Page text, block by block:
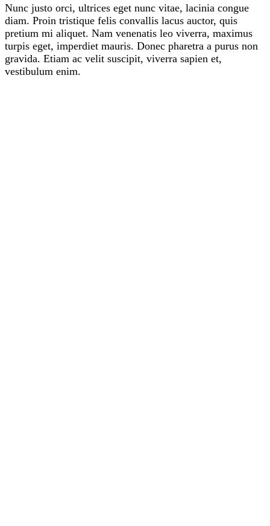
Nunc justo orci, ultrices eget nunc vitae, lacinia congue
diam. Proin tristique felis convallis lacus auctor, quis
pretium mi aliquet. Nam venenatis leo viverra, maximus
turpis eget, imperdiet mauris. Donec pharetra a purus non
gravida. Etiam ac velit suscipit, viverra sapien et,
vestibulum enim.